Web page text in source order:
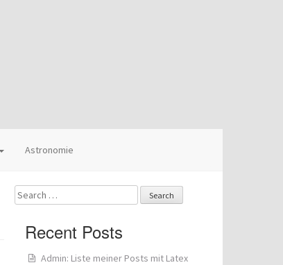
Astronomie
Search
for:
Recent Posts
Admin: Liste meiner Posts mit Latex